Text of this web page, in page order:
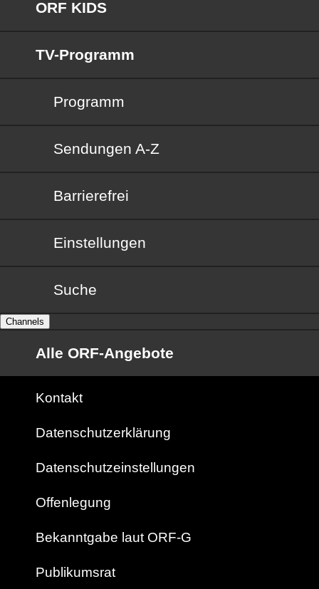
ORF KIDS
TV-Programm
Programm
Sendungen von A bis Z
Sendungen A-Z
Barrierefrei
Barrierefrei
Einstellungen
Suche
Channels
Alle ORF-Angebote
Kontakt
Datenschutzerklärung
Datenschutzeinstellungen
Offenlegung
Bekanntgabe laut ORF-G
Publikumsrat